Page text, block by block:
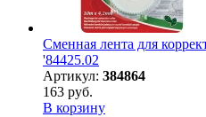
Сменная лента для
'84425.02
Артикул: 384864
163 руб.
В корзину